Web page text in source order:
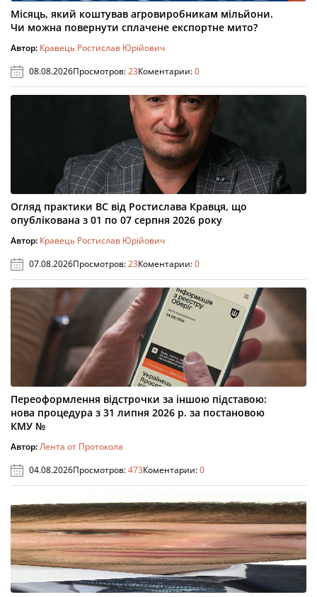
Місяць, який коштував агровиробникам мільйони.
Чи можна повернути сплачене експортне мито?
Автор: Кравець Ростислав Юрійович
08.08.2026Просмотров:23Коментарии:0
Огляд практики ВС від Ростислава Кравця, що
опублікована з 01 по 07 серпня 2026 року
Автор: Кравець Ростислав Юрійович
07.08.2026Просмотров:23Коментарии:0
Переоформлення відстрочки за іншою підставою:
нова процедура з 31 липня 2026 р. за постановою
КМУ №
Автор:Лента от Протокола
04.08.2026Просмотров:473Коментарии:0